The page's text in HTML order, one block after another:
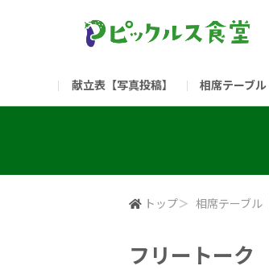
献立表【写真投稿】 相席テーブル
（リンク）ご飯がススム ブラ
トップ＞ 相席テーブル
フリートーク